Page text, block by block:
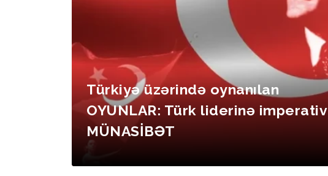
Türkiyə üzərində oynanılan
OYUNLAR: Türk liderinə imperativ
MÜNASİBƏT